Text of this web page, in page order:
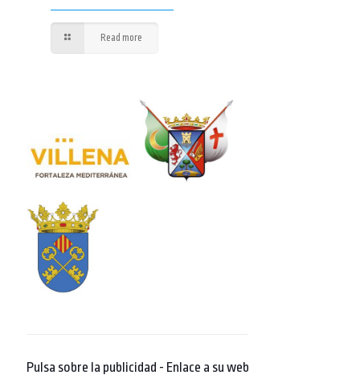
Read more
Pulsa sobre la publicidad - Enlace a su web